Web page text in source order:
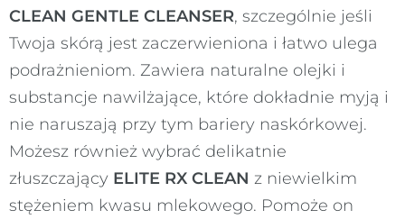
CLEAN GENTLE CLEANSER, szczególnie jeśli
Twoja skórą jest zaczerwieniona i łatwo ulega
podrażnieniom. Zawiera naturalne olejki i
substancje nawilżające, które dokładnie myją i
nie naruszają przy tym bariery naskórkowej.
Możesz również wybrać delikatnie
złuszczający ELITE RX CLEAN z niewielkim
stężeniem kwasu mlekowego. Pomoże on